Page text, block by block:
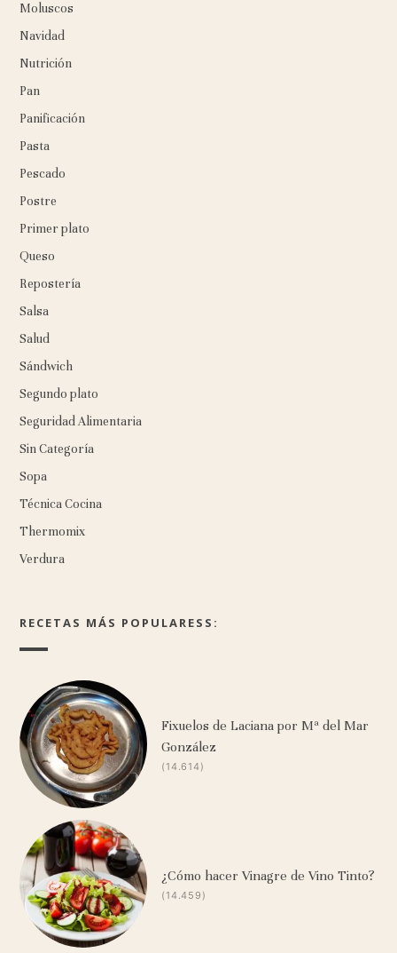
Moluscos
Navidad
Nutrición
Pan
Panificación
Pasta
Pescado
Postre
Primer plato
Queso
Repostería
Salsa
Salud
Sándwich
Segundo plato
Seguridad Alimentaria
Sin Categoría
Sopa
Técnica Cocina
Thermomix
Verdura
RECETAS MÁS POPULARESS:
Fixuelos de Laciana por Mª del Mar
González
(14.614)
¿Cómo hacer Vinagre de Vino Tinto?
(14.459)